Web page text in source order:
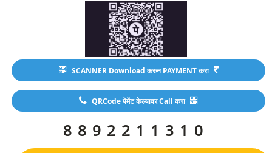
SCANNER Download करुन PAYMENT करा
QRCode पेमेंट केल्यावर Call करा
8892211310